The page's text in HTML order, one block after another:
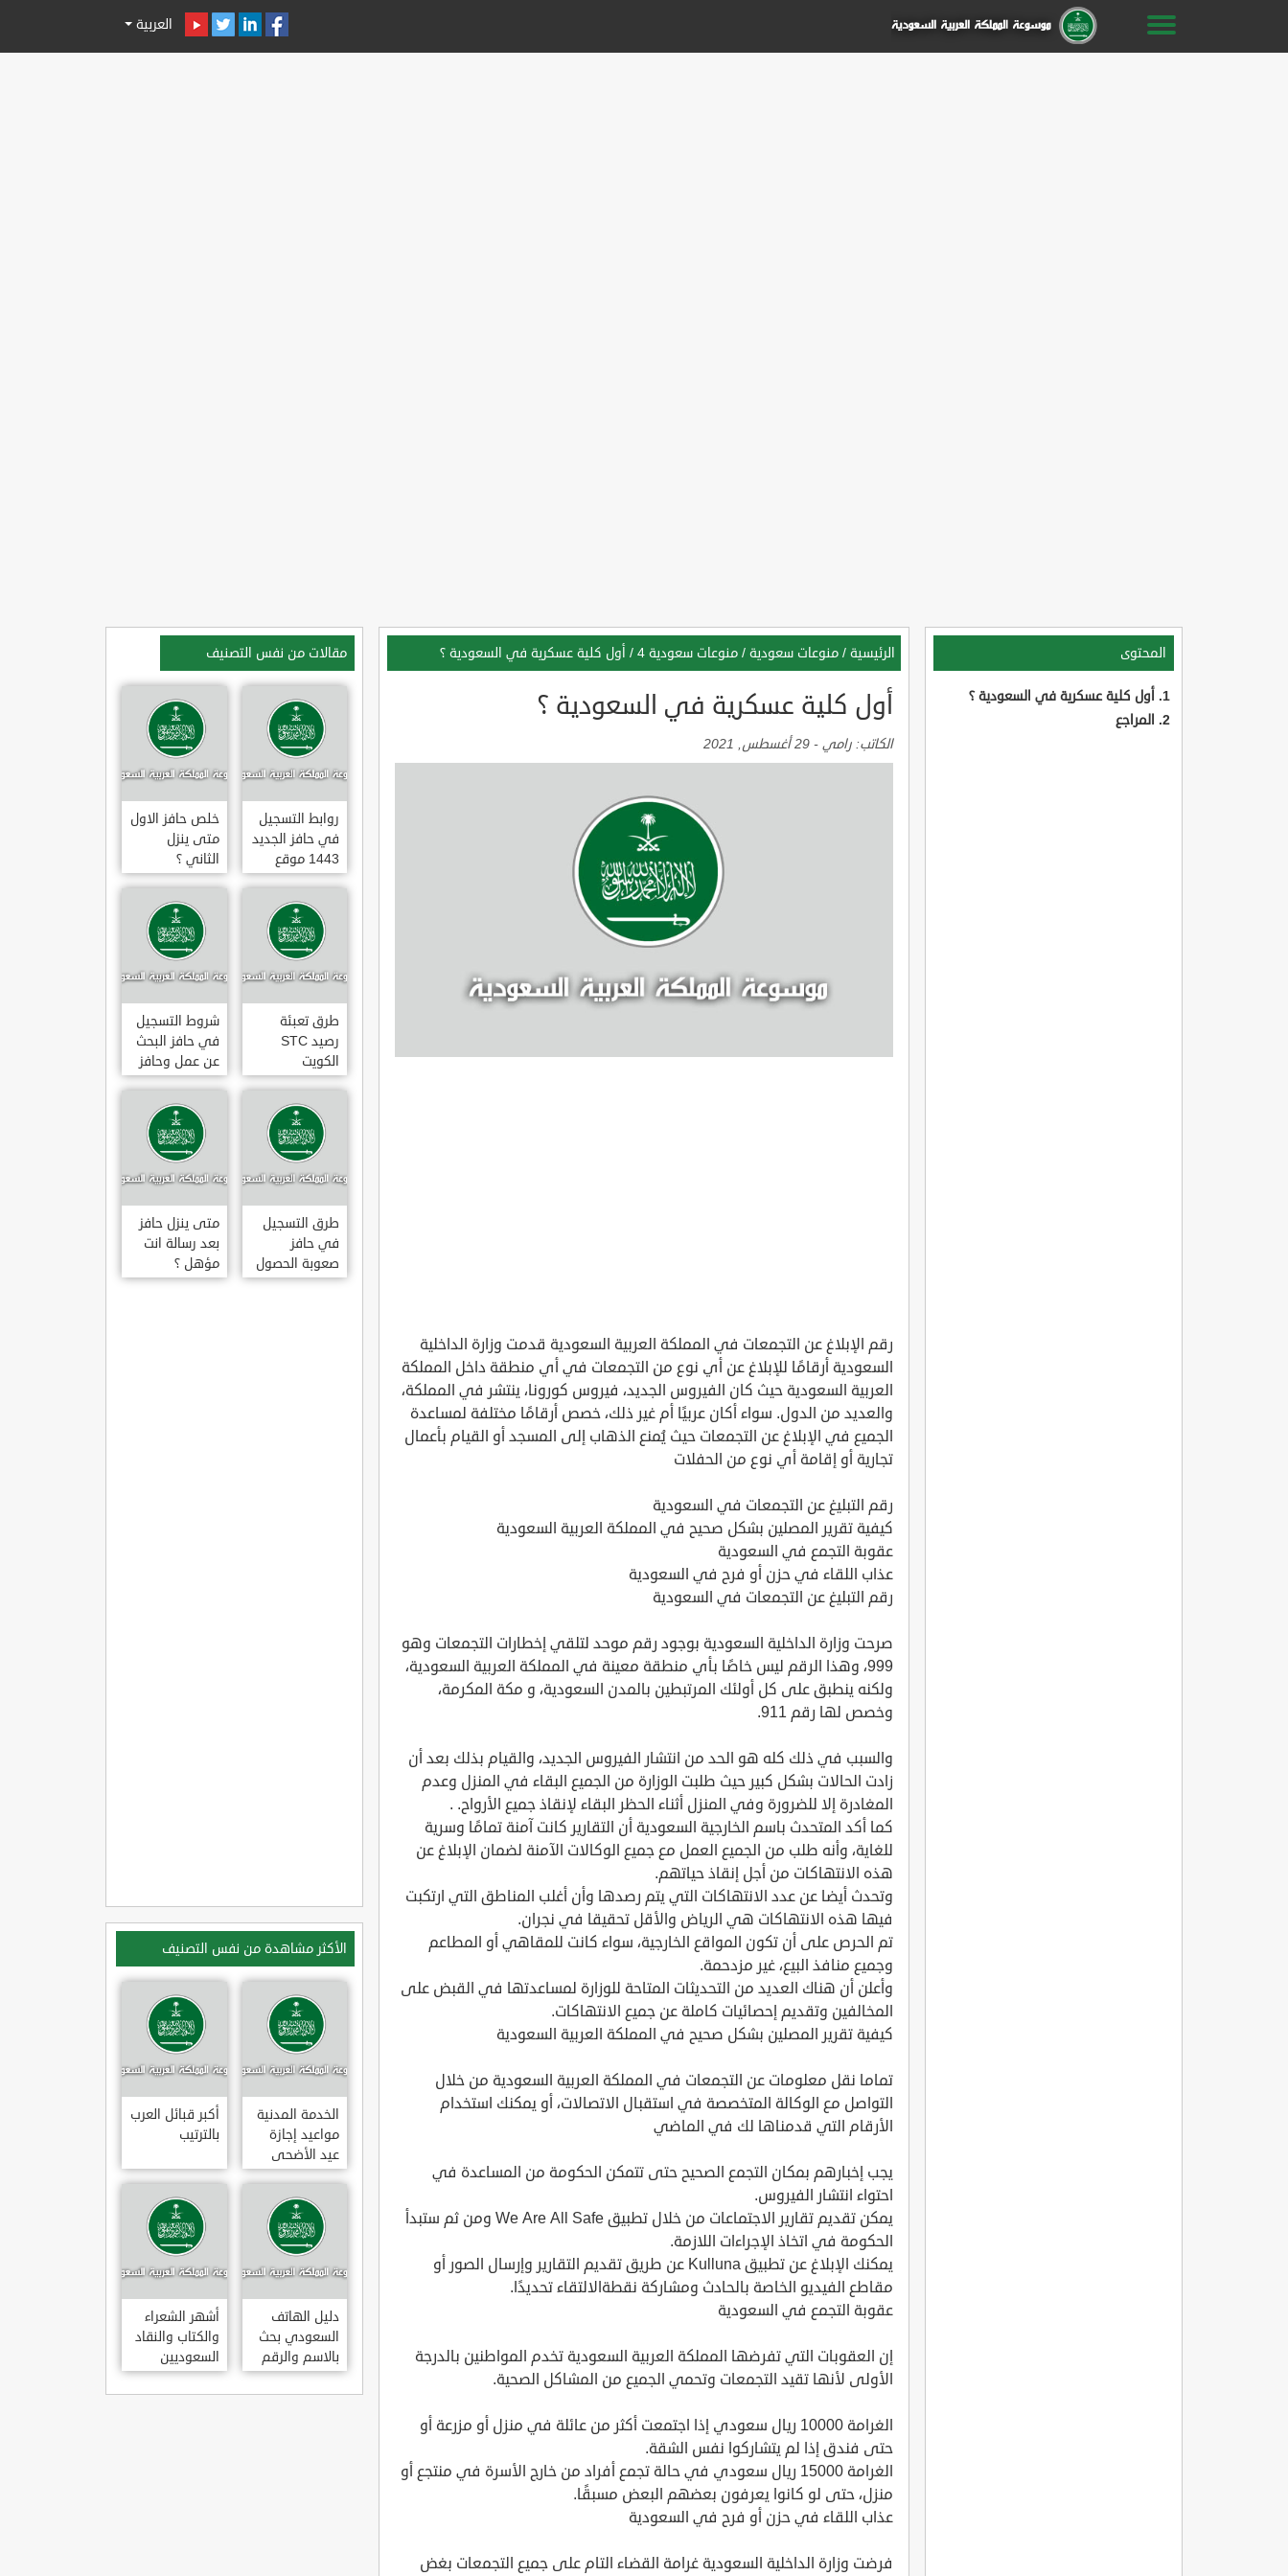
العربية
المحتوى
أول كلية عسكرية في السعودية ؟
المراجع
الرئيسية / منوعات سعودية / منوعات سعودية 4 / أول كلية عسكرية في السعودية ؟
أول كلية عسكرية في السعودية ؟
الكاتب: رامي - 29 أغسطس, 2021
رقم الإبلاغ عن التجمعات في المملكة العربية السعودية قدمت وزارة الداخلية
السعودية أرقامًا للإبلاغ عن أي نوع من التجمعات في أي منطقة داخل المملكة
العربية السعودية حيث كان الفيروس الجديد، فيروس كورونا، ينتشر في المملكة،
والعديد من الدول. سواء أكان عربيًا أم غير ذلك، خصص أرقامًا مختلفة لمساعدة
الجميع في الإبلاغ عن التجمعات حيث يُمنع الذهاب إلى المسجد أو القيام بأعمال
تجارية أو إقامة أي نوع من الحفلات
رقم التبليغ عن التجمعات في السعودية
كيفية تقرير المصلين بشكل صحيح في المملكة العربية السعودية
عقوبة التجمع في السعودية
عذاب اللقاء في حزن أو فرح في السعودية
رقم التبليغ عن التجمعات في السعودية
صرحت وزارة الداخلية السعودية بوجود رقم موحد لتلقي إخطارات التجمعات وهو
999، وهذا الرقم ليس خاصًا بأي منطقة معينة في المملكة العربية السعودية،
ولكنه ينطبق على كل أولئك المرتبطين بالمدن السعودية، و مكة المكرمة،
وخصص لها رقم 911.
والسبب في ذلك كله هو الحد من انتشار الفيروس الجديد، والقيام بذلك بعد أن
زادت الحالات بشكل كبير حيث طلبت الوزارة من الجميع البقاء في المنزل وعدم
المغادرة إلا للضرورة وفي المنزل أثناء الحظر البقاء لإنقاذ جميع الأرواح. .
كما أكد المتحدث باسم الخارجية السعودية أن التقارير كانت آمنة تمامًا وسرية
للغاية، وأنه طلب من الجميع العمل مع جميع الوكالات الآمنة لضمان الإبلاغ عن
هذه الانتهاكات من أجل إنقاذ حياتهم.
وتحدث أيضا عن عدد الانتهاكات التي يتم رصدها وأن أغلب المناطق التي ارتكبت
فيها هذه الانتهاكات هي الرياض والأقل تحقيقا في نجران.
تم الحرص على أن تكون المواقع الخارجية، سواء كانت للمقاهي أو المطاعم
وجميع منافذ البيع، غير مزدحمة.
وأعلن أن هناك العديد من التحديثات المتاحة للوزارة لمساعدتها في القبض على
المخالفين وتقديم إحصائيات كاملة عن جميع الانتهاكات.
كيفية تقرير المصلين بشكل صحيح في المملكة العربية السعودية
تماما نقل معلومات عن التجمعات في المملكة العربية السعودية من خلال
التواصل مع الوكالة المتخصصة في استقبال الاتصالات، أو يمكنك استخدام
الأرقام التي قدمناها لك في الماضي
يجب إخبارهم بمكان التجمع الصحيح حتى تتمكن الحكومة من المساعدة في
احتواء انتشار الفيروس.
يمكن تقديم تقارير الاجتماعات من خلال تطبيق We Are All Safe ومن ثم ستبدأ
الحكومة في اتخاذ الإجراءات اللازمة.
يمكنك الإبلاغ عن تطبيق Kulluna عن طريق تقديم التقارير وإرسال الصور أو
مقاطع الفيديو الخاصة بالحادث ومشاركة نقطةالالتقاء تحديدًا.
عقوبة التجمع في السعودية
إن العقوبات التي تفرضها المملكة العربية السعودية تخدم المواطنين بالدرجة
الأولى لأنها تقيد التجمعات وتحمي الجميع من المشاكل الصحية.
الغرامة 10000 ريال سعودي إذا اجتمعت أكثر من عائلة في منزل أو مزرعة أو
حتى فندق إذا لم يتشاركوا نفس الشقة.
الغرامة 15000 ريال سعودي في حالة تجمع أفراد من خارج الأسرة في منتجع أو
منزل، حتى لو كانوا يعرفون بعضهم البعض مسبقًا.
عذاب اللقاء في حزن أو فرح في السعودية
فرضت وزارة الداخلية السعودية غرامة القضاء التام على جميع التجمعات بغض
مقالات من نفس التصنيف
روابط التسجيل
في حافز الجديد
1443 موقع
طاقات البوابة
الوطنية للعمل
خلص حافز الاول
متى ينزل
الثاني ؟
طرق تعبئة
رصيد STC
الكويت
بالخطوات 2022
شروط التسجيل
في حافز البحث
عن عمل وحافز
صعوبة البحث
عن عمل ؟
طرق التسجيل
في حافز
صعوبة الحصول
على عمل لاول
متى ينزل حافز
بعد رسالة انت
مؤهل ؟
الأكثر مشاهدة من نفس التصنيف
الخدمة المدنية
مواعيد إجازة
عيد الأضحى
لعام 1443هـ
متى عودة
الموظفين
بالسعودية بعد
إجازة عيد
الأضحى 1443
أكبر قبائل العرب
بالترتيب
دليل الهاتف
السعودي بحث
بالاسم والرقم
أشهر الشعراء
والكتاب والنقاد
السعوديين